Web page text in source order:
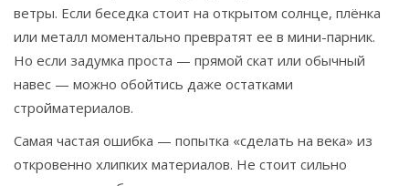
ветры. Если беседка стоит на открытом солнце, плёнка
или металл моментально превратят ее в мини-парник.
Но если задумка проста — прямой скат или обычный
навес — можно обойтись даже остатками
стройматериалов.
Самая частая ошибка — попытка «сделать на века» из
откровенно хлипких материалов. Не стоит сильно